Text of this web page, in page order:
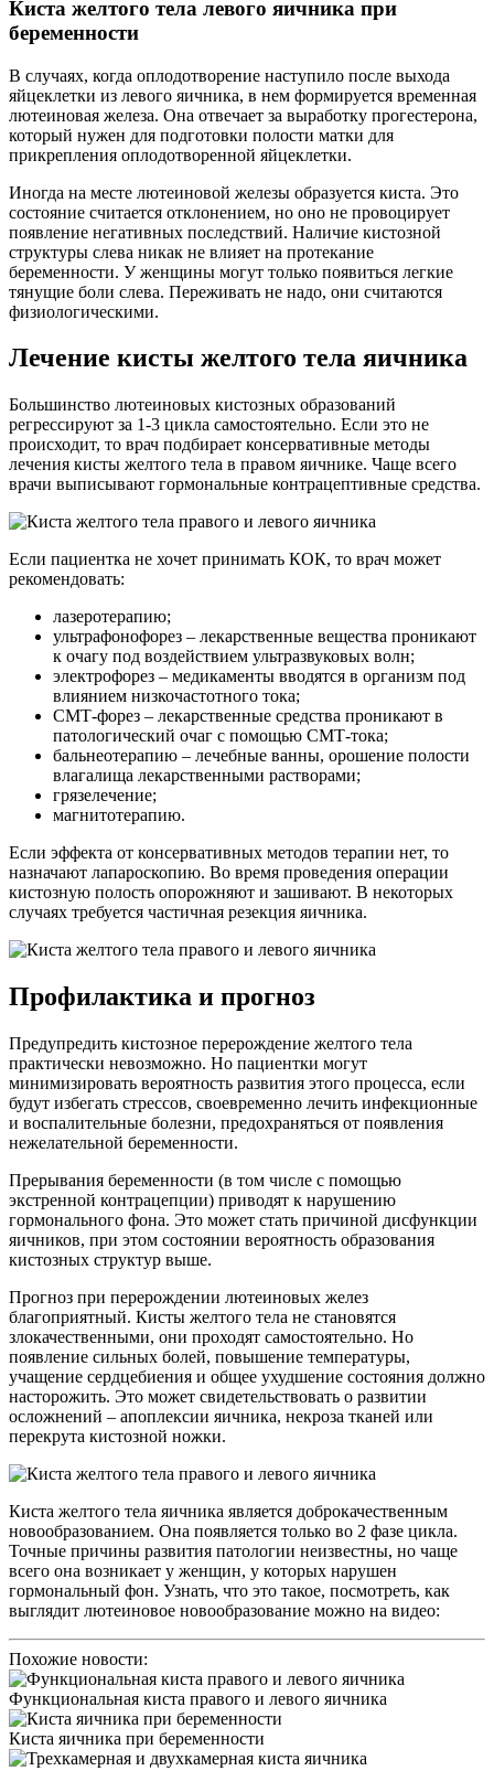
Киста желтого тела левого яичника при
беременности
В случаях, когда оплодотворение наступило после выхода
яйцеклетки из левого яичника, в нем формируется временная
лютеиновая железа. Она отвечает за выработку прогестерона,
который нужен для подготовки полости матки для
прикрепления оплодотворенной яйцеклетки.
Иногда на месте лютеиновой железы образуется киста. Это
состояние считается отклонением, но оно не провоцирует
появление негативных последствий. Наличие кистозной
структуры слева никак не влияет на протекание
беременности. У женщины могут только появиться легкие
тянущие боли слева. Переживать не надо, они считаются
физиологическими.
Лечение кисты желтого тела яичника
Большинство лютеиновых кистозных образований
регрессируют за 1-3 цикла самостоятельно. Если это не
происходит, то врач подбирает консервативные методы
лечения кисты желтого тела в правом яичнике. Чаще всего
врачи выписывают гормональные контрацептивные средства.
Если пациентка не хочет принимать КОК, то врач может
рекомендовать:
лазеротерапию;
ультрафонофорез – лекарственные вещества проникают
к очагу под воздействием ультразвуковых волн;
электрофорез – медикаменты вводятся в организм под
влиянием низкочастотного тока;
СМТ-форез – лекарственные средства проникают в
патологический очаг с помощью СМТ-тока;
бальнеотерапию – лечебные ванны, орошение полости
влагалища лекарственными растворами;
грязелечение;
магнитотерапию.
Если эффекта от консервативных методов терапии нет, то
назначают лапароскопию. Во время проведения операции
кистозную полость опорожняют и зашивают. В некоторых
случаях требуется частичная резекция яичника.
Профилактика и прогноз
Предупредить кистозное перерождение желтого тела
практически невозможно. Но пациентки могут
минимизировать вероятность развития этого процесса, если
будут избегать стрессов, своевременно лечить инфекционные
и воспалительные болезни, предохраняться от появления
нежелательной беременности.
Прерывания беременности (в том числе с помощью
экстренной контрацепции) приводят к нарушению
гормонального фона. Это может стать причиной дисфункции
яичников, при этом состоянии вероятность образования
кистозных структур выше.
Прогноз при перерождении лютеиновых желез
благоприятный. Кисты желтого тела не становятся
злокачественными, они проходят самостоятельно. Но
появление сильных болей, повышение температуры,
учащение сердцебиения и общее ухудшение состояния должно
насторожить. Это может свидетельствовать о развитии
осложнений – апоплексии яичника, некроза тканей или
перекрута кистозной ножки.
Киста желтого тела яичника является доброкачественным
новообразованием. Она появляется только во 2 фазе цикла.
Точные причины развития патологии неизвестны, но чаще
всего она возникает у женщин, у которых нарушен
гормональный фон. Узнать, что это такое, посмотреть, как
выглядит лютеиновое новообразование можно на видео:
Похожие новости:
Функциональная киста правого и левого яичника
Киста яичника при беременности